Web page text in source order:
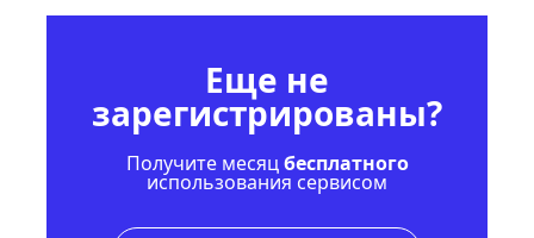
Еще не
зарегистрированы?
Получите месяцбесплатного
использования сервисом